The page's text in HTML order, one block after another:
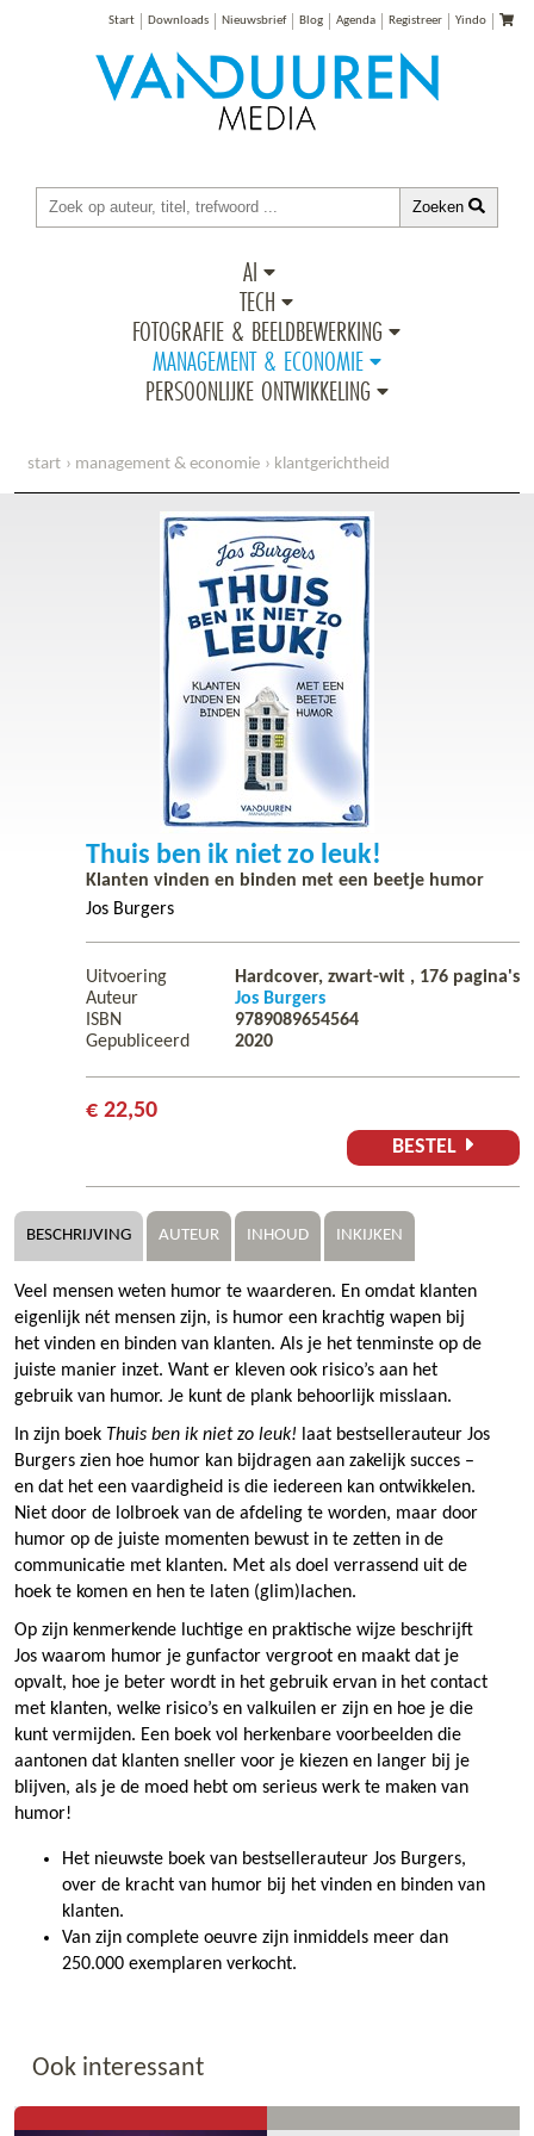
Start Downloads Nieuwsbrief Blog Agenda Registreer Yindo
Zoeken
AI
TECH
FOTOGRAFIE & BEELDBEWERKING
MANAGEMENT & ECONOMIE
PERSOONLIJKE ONTWIKKELING
start management & economie klantgerichtheid
thuis ben ik niet zo leuk!
Thuis ben ik niet zo leuk!
Klanten vinden en binden met een beetje humor
Jos Burgers
Uitvoering Hardcover, zwart-wit , 176 pagina's
Auteur
Jos Burgers
ISBN
9789089654564
Gepubliceerd
2020
€ 22,50
BESTEL
BESCHRIJVING AUTEUR INHOUD INKIJKEN
Veel mensen weten humor te waarderen. En omdat klanten
eigenlijk nét mensen zijn, is humor een krachtig wapen bij
het vinden en binden van klanten. Als je het tenminste op de
juiste manier inzet. Want er kleven ook risico’s aan het
gebruik van humor. Je kunt de plank behoorlijk misslaan.
In zijn boek Thuis ben ik niet zo leuk! laat bestsellerauteur Jos
Burgers zien hoe humor kan bijdragen aan zakelijk succes –
en dat het een vaardigheid is die iedereen kan ontwikkelen.
Niet door de lolbroek van de afdeling te worden, maar door
humor op de juiste momenten bewust in te zetten in de
communicatie met klanten. Met als doel verrassend uit de
hoek te komen en hen te laten (glim)lachen.
Op zijn kenmerkende luchtige en praktische wijze beschrijft
Jos waarom humor je gunfactor vergroot en maakt dat je
opvalt, hoe je beter wordt in het gebruik ervan in het contact
met klanten, welke risico’s en valkuilen er zijn en hoe je die
kunt vermijden. Een boek vol herkenbare voorbeelden die
aantonen dat klanten sneller voor je kiezen en langer bij je
blijven, als je de moed hebt om serieus werk te maken van
humor!
Het nieuwste boek van bestsellerauteur Jos Burgers,
over de kracht van humor bij het vinden en binden van
klanten.
Van zijn complete oeuvre zijn inmiddels meer dan
250.000 exemplaren verkocht.
Ook interessant